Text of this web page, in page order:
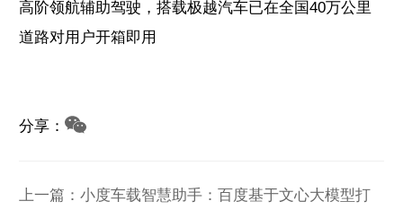
高阶领航辅助驾驶，搭载极越汽车已在全国40万公里
道路对用户开箱即用
分享：
上一篇：小度车载智慧助手：百度基于文心大模型打